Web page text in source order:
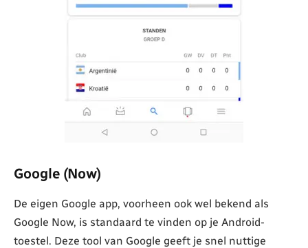
Google (Now)
De eigen Google app, voorheen ook wel bekend als
Google Now, is standaard te vinden op je Android-
toestel. Deze tool van Google geeft je snel nuttige